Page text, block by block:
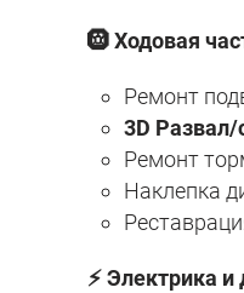
🛞 Ходовая
Ремонт
3D
Ремонт
Наклепка
⚡ Электрика и